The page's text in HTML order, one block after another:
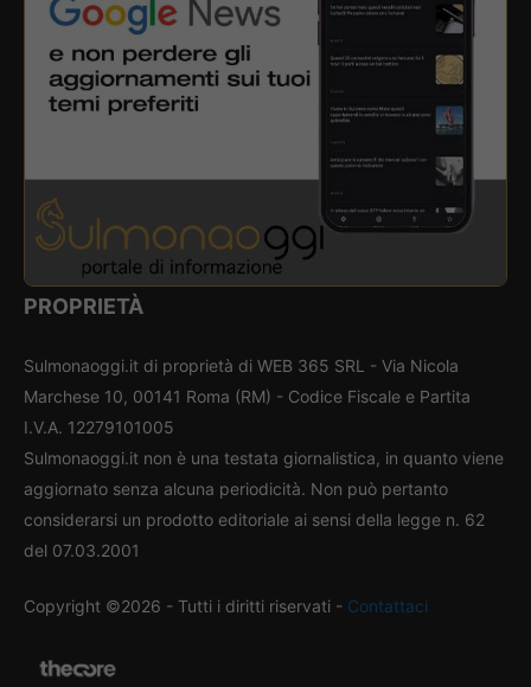
PROPRIETÀ
Sulmonaoggi.it di proprietà di WEB 365 SRL - Via Nicola
Marchese 10, 00141 Roma (RM) - Codice Fiscale e Partita
I.V.A. 12279101005
Sulmonaoggi.it non è una testata giornalistica, in quanto viene
aggiornato senza alcuna periodicità. Non può pertanto
considerarsi un prodotto editoriale ai sensi della legge n. 62
del 07.03.2001
Copyright ©2026 - Tutti i diritti riservati - Contattaci